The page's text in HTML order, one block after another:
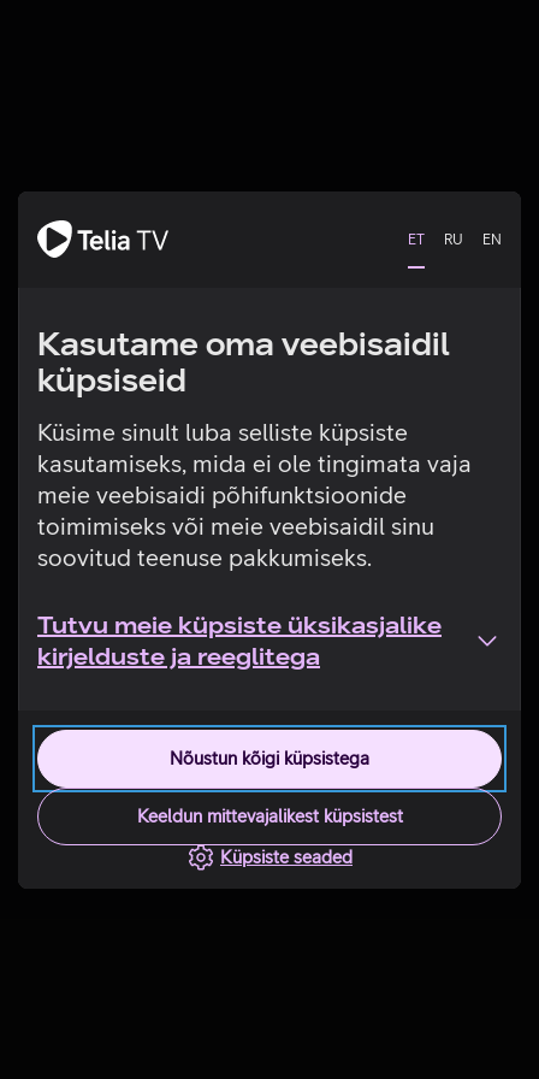
ET RU EN
Kasutame oma veebisaidil
küpsiseid
Küsime sinult luba selliste küpsiste
kasutamiseks, mida ei ole tingimata vaja
meie veebisaidi põhifunktsioonide
toimimiseks või meie veebisaidil sinu
soovitud teenuse pakkumiseks.
Tutvu meie küpsiste üksikasjalike
kirjelduste ja reeglitega
Nõustun kõigi küpsistega
Keeldun mittevajalikest küpsistest
Küpsiste seaded
Tehniline viga